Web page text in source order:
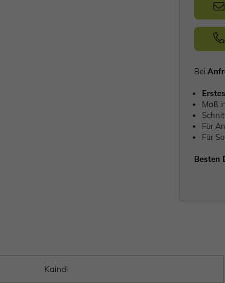
Bei
Maß
Für
Für
Besten
Kaindl